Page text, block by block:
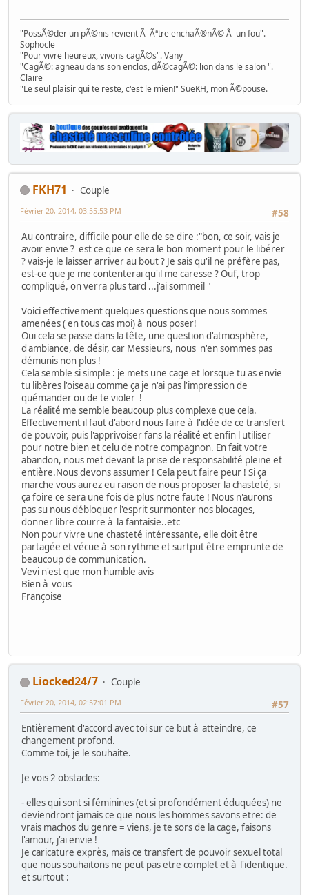
"PossÃ©der un pÃ©nis revient Ã Ãªtre enchaÃ®nÃ© Ã un fou".
Sophocle
"Pour vivre heureux, vivons cagÃ©s". Vany
"CagÃ©: agneau dans son enclos, dÃ©cagÃ©: lion dans le salon ".
Claire
"Le seul plaisir qui te reste, c'est le mien!" SueKH, mon Ã©pouse.
FKH71
Couple
#58
Février 20, 2014, 03:55:53 PM
Au contraire, difficile pour elle de se dire :"bon, ce soir, vais je
avoir envie ? est ce que ce sera le bon moment pour le libérer
? vais-je le laisser arriver au bout ? Je sais qu'il ne préfère pas,
est-ce que je me contenterai qu'il me caresse ? Ouf, trop
compliqué, on verra plus tard ...j'ai sommeil "
Voici effectivement quelques questions que nous sommes
amenées ( en tous cas moi) à nous poser!
Oui cela se passe dans la tête, une question d'atmosphère,
d'ambiance, de désir, car Messieurs, nous n'en sommes pas
démunis non plus !
Cela semble si simple : je mets une cage et lorsque tu as envie
tu libères l'oiseau comme ça je n'ai pas l'impression de
quémander ou de te violer !
La réalité me semble beaucoup plus complexe que cela.
Effectivement il faut d'abord nous faire à l'idée de ce transfert
de pouvoir, puis l'apprivoiser fans la réalité et enfin l'utiliser
pour notre bien et celu de notre compagnon. En fait votre
abandon, nous met devant la prise de responsabilité pleine et
entière.Nous devons assumer ! Cela peut faire peur ! Si ça
marche vous aurez eu raison de nous proposer la chasteté, si
ça foire ce sera une fois de plus notre faute ! Nous n'aurons
pas su nous débloquer l'esprit surmonter nos blocages,
donner libre courre à la fantaisie..etc
Non pour vivre une chasteté intéressante, elle doit être
partagée et vécue à son rythme et surtput être emprunte de
beaucoup de communication.
Vevi n'est que mon humble avis
Bien à vous
Françoise
Liocked24/7
Couple
#57
Février 20, 2014, 02:57:01 PM
Entièrement d'accord avec toi sur ce but à atteindre, ce
changement profond.
Comme toi, je le souhaite.
Je vois 2 obstacles:
- elles qui sont si féminines (et si profondément éduquées) ne
deviendront jamais ce que nous les hommes savons etre: de
vrais machos du genre = viens, je te sors de la cage, faisons
l'amour, j'ai envie !
Je caricature exprès, mais ce transfert de pouvoir sexuel total
que nous souhaitons ne peut pas etre complet et à l'identique.
et surtout :